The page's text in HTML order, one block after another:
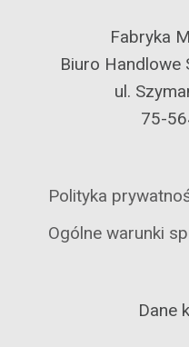
Fabryka
Biuro Handlowe
ul.
75-
Polityka
Ogólne warunki
Dane